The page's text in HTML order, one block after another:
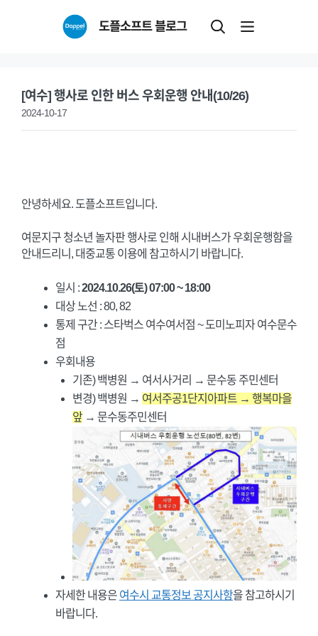
도플소프트 블로그
[여수] 행사로 인한 버스 우회운행 안내(10/26)
2024-10-17
안녕하세요. 도플소프트입니다.
여문지구 청소년 놀자판 행사로 인해 시내버스가 우회운행함을
안내드리니, 대중교통 이용에 참고하시기 바랍니다.
일시 :2024.10.26(토) 07:00 ~ 18:00
대상 노선 : 80, 82
통제 구간 : 스타벅스 여수여서점 ~ 도미노피자 여수문수
점
우회내용
기존) 백병원 → 여서사거리 → 문수동 주민센터
변경) 백병원 → 여서주공1단지아파트 → 행복마을
앞 → 문수동주민센터
자세한 내용은 여수시 교통정보 공지사항을 참고하시기
바랍니다.